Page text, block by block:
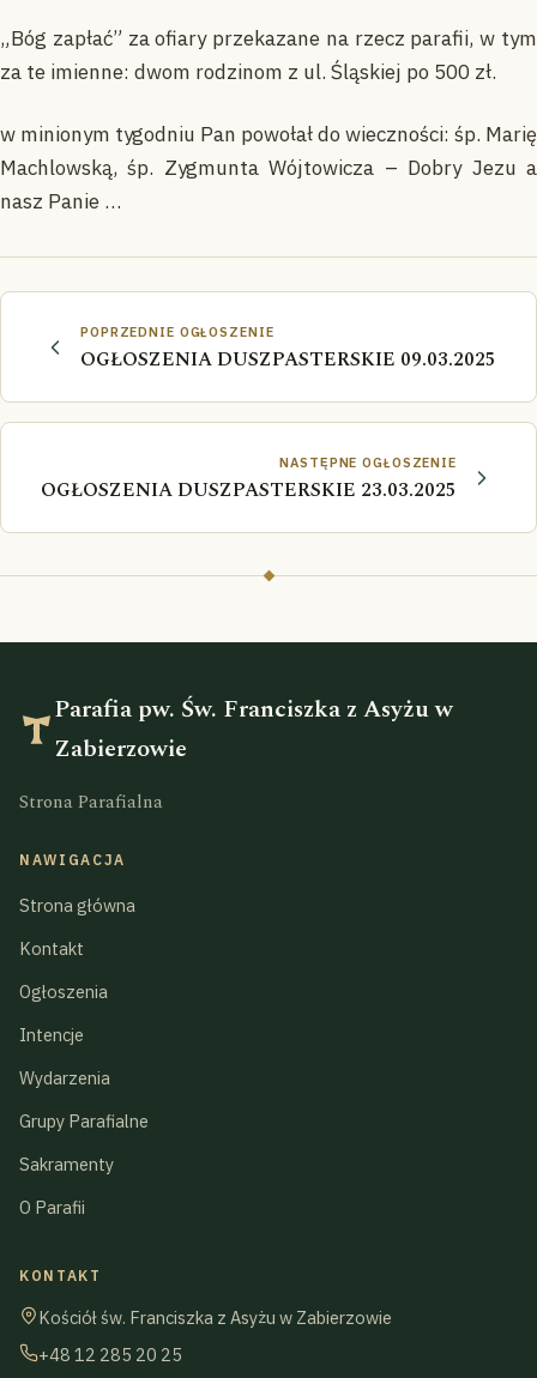
„Bóg zapłać” za ofiary przekazane na rzecz parafii, w tym
za te imienne: dwom rodzinom z ul. Śląskiej po 500 zł.
w minionym tygodniu Pan powołał do wieczności: śp. Marię
Machlowską, śp. Zygmunta Wójtowicza – Dobry Jezu a
nasz Panie …
POPRZEDNIE OGŁOSZENIE
OGŁOSZENIA DUSZPASTERSKIE 09.03.2025
NASTĘPNE OGŁOSZENIE
OGŁOSZENIA DUSZPASTERSKIE 23.03.2025
Parafia pw. Św. Franciszka z Asyżu w
Zabierzowie
Strona Parafialna
NAWIGACJA
Strona główna
Kontakt
Ogłoszenia
Intencje
Wydarzenia
Grupy Parafialne
Sakramenty
O Parafii
KONTAKT
Kościół św. Franciszka z Asyżu w Zabierzowie
+48 12 285 20 25